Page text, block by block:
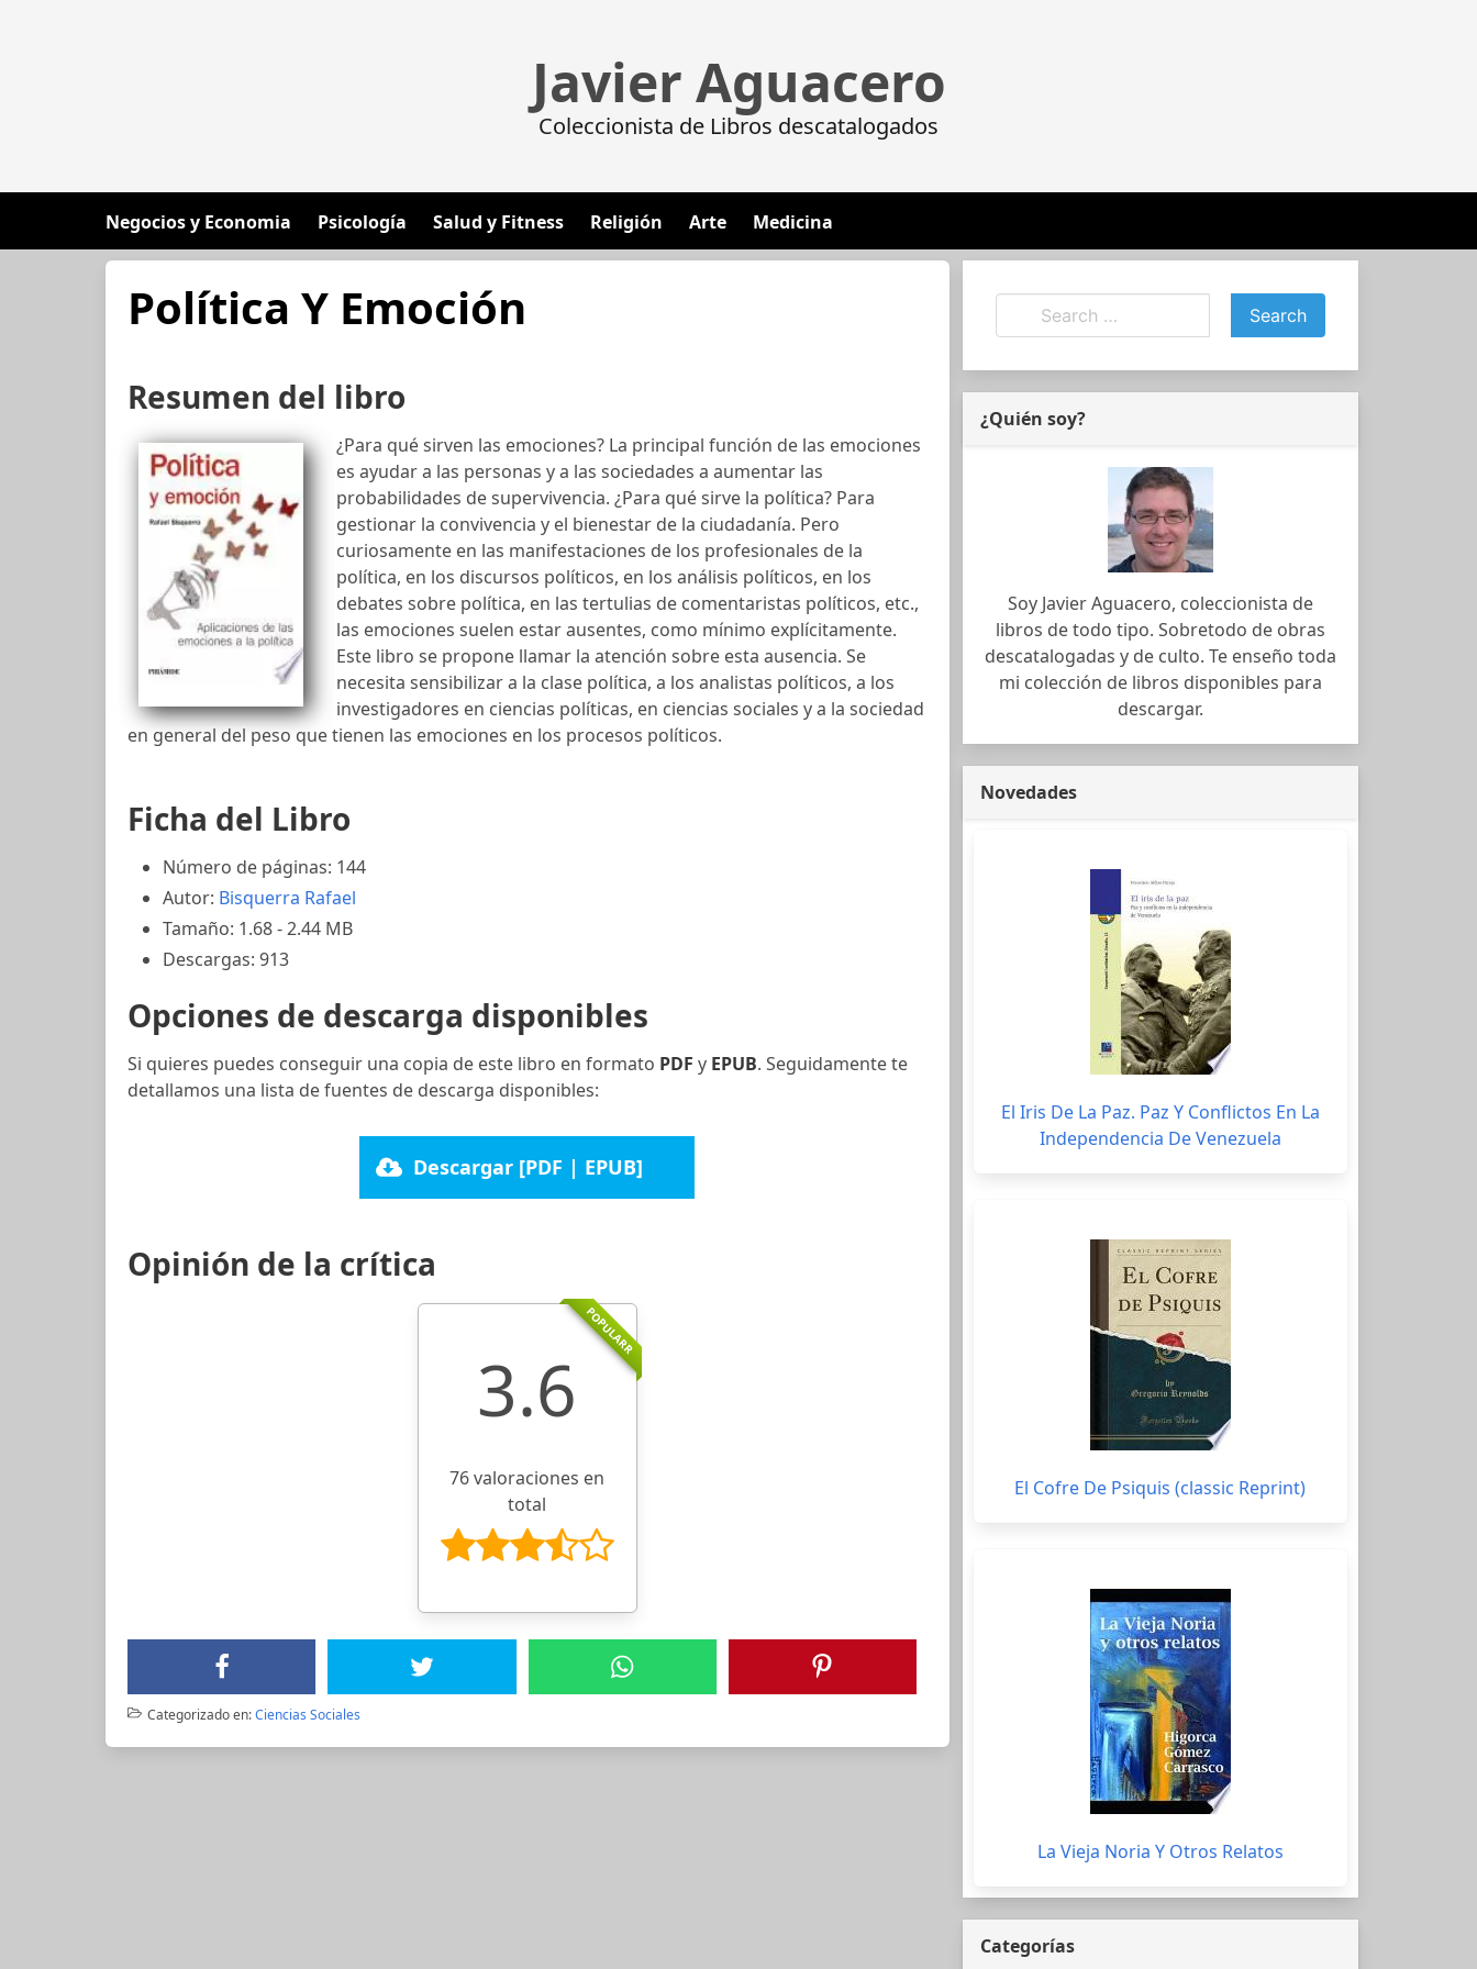
Javier Aguacero
Coleccionista de Libros descatalogados
Negocios y Economia Psicología Salud y Fitness Religión Arte Medicina
Política Y Emoción
Resumen del libro
¿Para qué sirven las emociones? La principal función de las emociones
es ayudar a las personas y a las sociedades a aumentar las
probabilidades de supervivencia. ¿Para qué sirve la política? Para
gestionar la convivencia y el bienestar de la ciudadanía. Pero
curiosamente en las manifestaciones de los profesionales de la
política, en los discursos políticos, en los análisis políticos, en los
debates sobre política, en las tertulias de comentaristas políticos, etc.,
las emociones suelen estar ausentes, como mínimo explícitamente.
Este libro se propone llamar la atención sobre esta ausencia. Se
necesita sensibilizar a la clase política, a los analistas políticos, a los
investigadores en ciencias políticas, en ciencias sociales y a la sociedad
en general del peso que tienen las emociones en los procesos políticos.
Ficha del Libro
Número de páginas: 144
Autor: Bisquerra Rafael
Tamaño: 1.68 - 2.44 MB
Descargas: 913
Opciones de descarga disponibles
Si quieres puedes conseguir una copia de este libro en formato PDF y EPUB. Seguidamente te
detallamos una lista de fuentes de descarga disponibles:
Descargar [PDF | EPUB]
Opinión de la crítica
POPULARR
3.6
76 valoraciones en
total
Categorizado en:Ciencias Sociales
¿Quién soy?
Soy Javier Aguacero, coleccionista de
libros de todo tipo. Sobretodo de obras
descatalogadas y de culto. Te enseño toda
mi colección de libros disponibles para
descargar.
Novedades
El Iris De La Paz. Paz Y Conflictos En La
Independencia De Venezuela
El Cofre De Psiquis (classic Reprint)
La Vieja Noria Y Otros Relatos
Categorías